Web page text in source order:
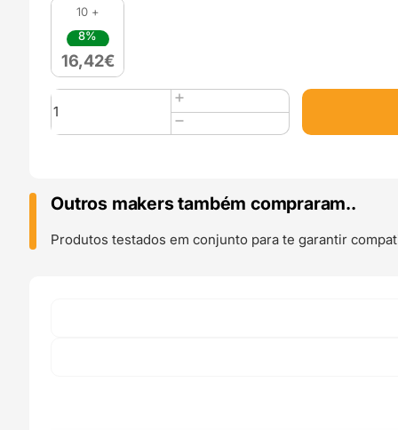
10 +
8%
16,42€
Quantidade
de
PLA-
1kg
White
-
Outros makers também compraram..
Produtos testados em conjunto para te garantir